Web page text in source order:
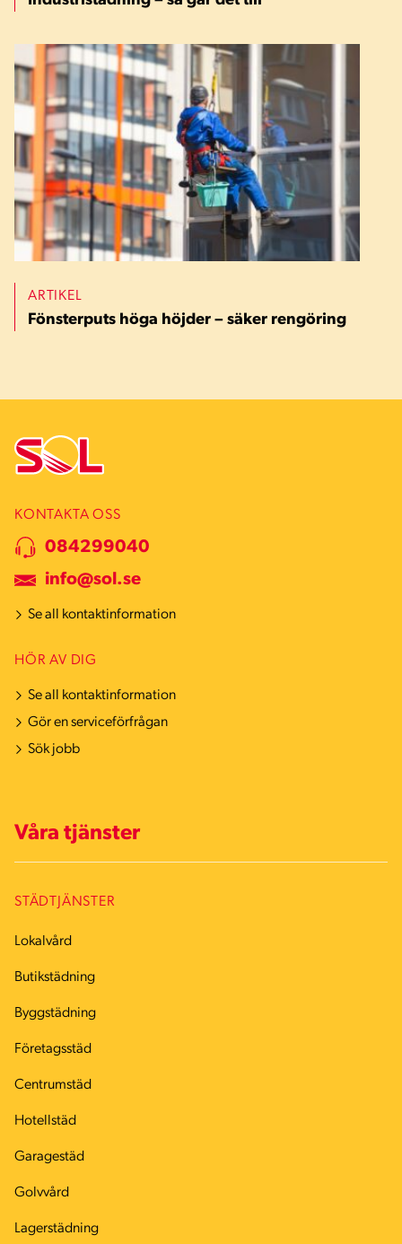
ARTIKEL
Fönsterputs höga höjder – säker rengöring
KONTAKTA OSS
084299040
info@sol.se
Se all kontaktinformation
HÖR AV DIG
Se all kontaktinformation
Gör en serviceförfrågan
Sök jobb
Våra tjänster
STÄDTJÄNSTER
Lokalvård
Butikstädning
Byggstädning
Företagsstäd
Centrumstäd
Hotellstäd
Garagestäd
Golvvård
Lagerstädning